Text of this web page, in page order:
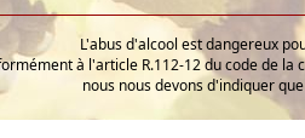
L'abus d'alcool est dangereux
à l'article R.112-12 du code de la
nous nous devons d'indiquer